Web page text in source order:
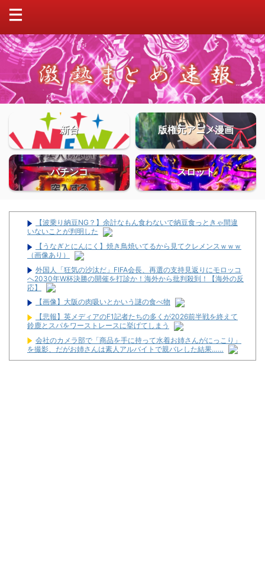
新台 版権元アニメ漫画
パチンコ スロット
【波乗り納豆NG？】余計なもん食わないで納豆食っときゃ間違
いないことが判明した
【うなぎとにんにく】焼き鳥焼いてるから見てクレメンスｗｗｗ
（画像あり）
外国人「狂気の沙汰だ」FIFA会長、再選の支持見返りにモロッコ
へ2030年W杯決勝の開催を打診か！海外から批判殺到！【海外の反
応】
【画像】大阪の肉吸いとかいう謎の食べ物
【悲報】英メディアのF1記者たちの多くが2026前半戦を終えて
鈴鹿とスパをワーストレースに挙げてしまう
会社のカメラ部で「商品を手に持って水着お姉さんがにっこり」
を撮影、だがお姉さんは素人アルバイトで親バレした結果……
高市首相、公用車を3000万円超の新型センチュリーSUVに変更